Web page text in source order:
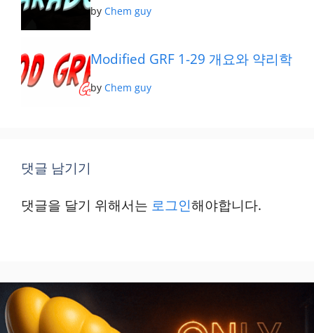
byChem guy
Modified GRF 1-29 개요와 약리학
byChem guy
댓글 남기기
댓글을 달기 위해서는 로그인해야합니다.